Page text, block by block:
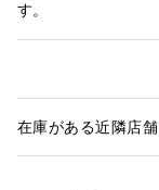
す。
在庫がある近隣店舗